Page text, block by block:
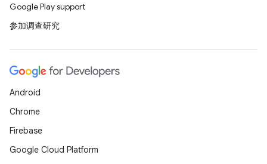
Google Play support
参加调查研究
Android
Chrome
Firebase
Google Cloud Platform